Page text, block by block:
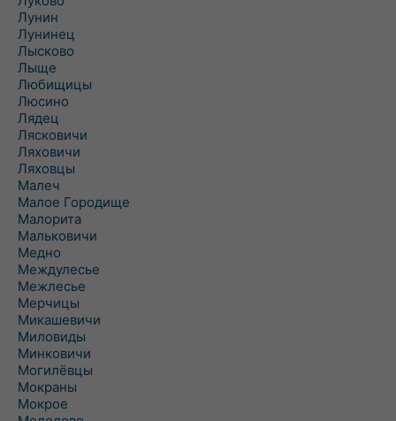
Лунин
Лунинец
Лысково
Лыще
Любищицы
Люсино
Лядец
Лясковичи
Ляховичи
Ляховцы
Малеч
Малое Городище
Малорита
Мальковичи
Медно
Междулесье
Межлесье
Мерчицы
Микашевичи
Миловиды
Минковичи
Могилёвцы
Мокраны
Мокрое